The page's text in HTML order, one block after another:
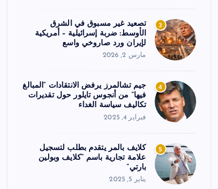
3
تصعيد غير مسبوق في الشرق
الأوسط: ضربة إسرائيلية – أمريكية
لإيران ورد صاروخي واسع
مارس 2, 2026
4
جيم تشالمرز يرفض الانتقادات “المبالغ
فيها” من أنجوس تايلور حول تقديرات
تكاليف سياسة الغداء
فبراير 4, 2025
5
كلايف بالمر يتقدم بطلب لتسجيل
علامة تجارية باسم “كلايف وبولين
بارتي”
يناير 5, 2025